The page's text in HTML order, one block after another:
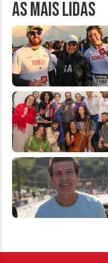
AS MAIS LIDAS